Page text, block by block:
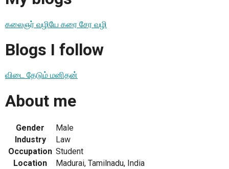
கலைஞர் வழியே கரை சேர வழி
Blogs I follow
விடை தேடும் மனிதன்
About me
Gender
Male
Industry
Law
Occupation Student
Location
Madurai, Tamilnadu, India